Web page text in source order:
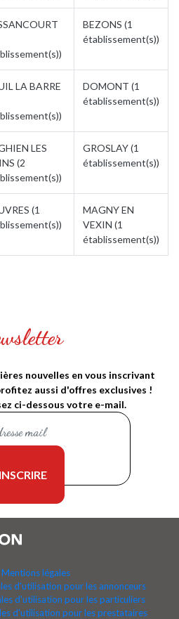
BEZONS (1
établissement(s))
LA BARRE
DOMONT (1
établissement(s))
LES
(2
GROSLAY (1
établissement(s))
(1
MAGNY EN
VEXIN (1
établissement(s))
nouvelles en vous inscrivant
aussi d'offres exclusives !
ci-dessous votre e-mail.
Mentions légales
d'utilisation pour les annonceurs
d'utilisation pour les particuliers
d'utilisation pour les prestataires